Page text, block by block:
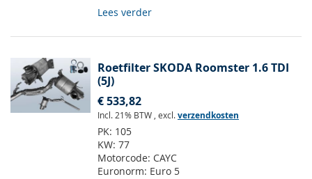
Lees verder
Roetfilter SKODA Roomster 1.6 TDI
(5J)
€ 533,82
Incl. 21% BTW , excl.verzendkosten
PK: 105
KW: 77
Motorcode: CAYC
Euronorm: Euro 5